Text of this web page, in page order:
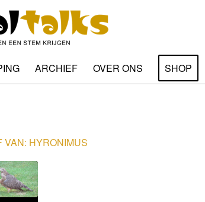
ARCHIEF OVER ONS SHOP
VAN: HYRONIMUS